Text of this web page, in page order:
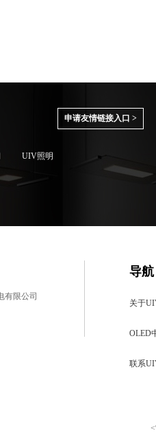
申请友情链接入口 >
UIV照明
导航
关于
OLED
联系